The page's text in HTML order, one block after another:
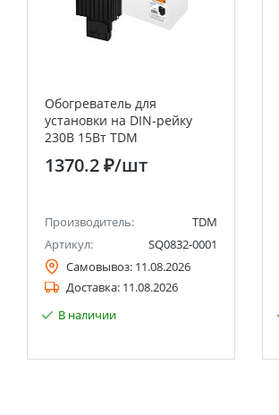
Обогреватель для
установки на DIN-рейку
230В 15Вт TDM
1370.2 ₽/шт
Производитель:
TDM
Артикул:
SQ0832-0001
Самовывоз: 11.08.2026
Доставка: 11.08.2026
В наличии